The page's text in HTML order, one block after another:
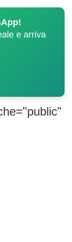
e arriva